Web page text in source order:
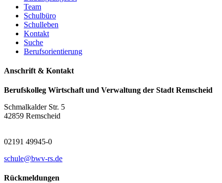
Team
Schulbüro
Schulleben
Kontakt
Suche
Berufsorientierung
Anschrift & Kontakt
Berufskolleg Wirtschaft und Verwaltung der Stadt Remscheid
Schmalkalder Str. 5
42859 Remscheid
02191 49945-0
schule@bwv-rs.de
Rückmeldungen